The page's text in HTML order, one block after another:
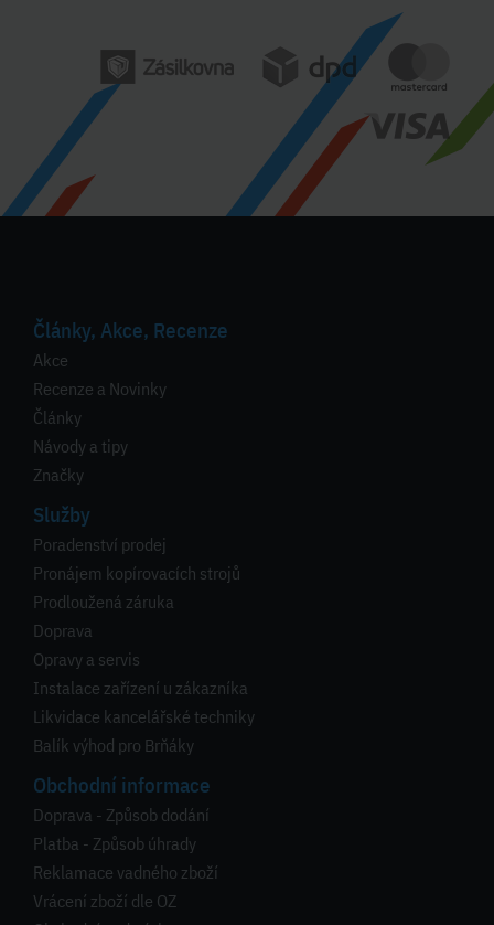
Články, Akce, Recenze
Akce
Recenze a Novinky
Články
Návody a tipy
Značky
Služby
Poradenství prodej
Pronájem kopírovacích strojů
Prodloužená záruka
Doprava
Opravy a servis
Instalace zařízení u zákazníka
Likvidace kancelářské techniky
Balík výhod pro Brňáky
Obchodní informace
Doprava - Způsob dodání
Platba - Způsob úhrady
Reklamace vadného zboží
Vrácení zboží dle OZ